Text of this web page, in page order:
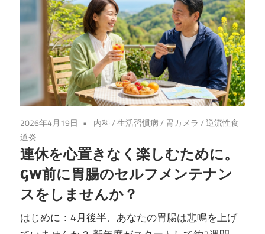
か
内
科・
消
化
器
内
科・
2026年4月19日 内科/生活習慣病/ 胃カメラ /逆流性食
道炎
連休を心置きなく楽しむために。
GW前に胃腸のセルフメンテナン
スをしませんか？
はじめに：4月後半、あなたの胃腸は悲鳴を上げ